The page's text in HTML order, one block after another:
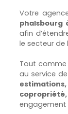
Votre
phalsbourg
afin
le secteur de
Tout comme
au service
copropriété,
engagement